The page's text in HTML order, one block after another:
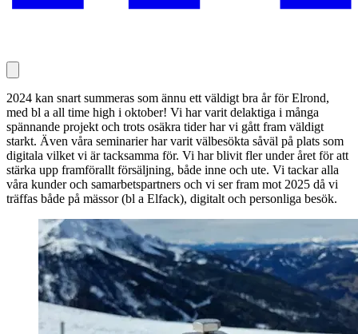
2024 kan snart summeras som ännu ett väldigt bra år för Elrond,
med bl a all time high i oktober! Vi har varit delaktiga i många
spännande projekt och trots osäkra tider har vi gått fram väldigt
starkt. Även våra seminarier har varit välbesökta såväl på plats som
digitala vilket vi är tacksamma för. Vi har blivit fler under året för att
stärka upp framförallt försäljning, både inne och ute. Vi tackar alla
våra kunder och samarbetspartners och vi ser fram mot 2025 då vi
träffas både på mässor (bl a Elfack), digitalt och personliga besök.